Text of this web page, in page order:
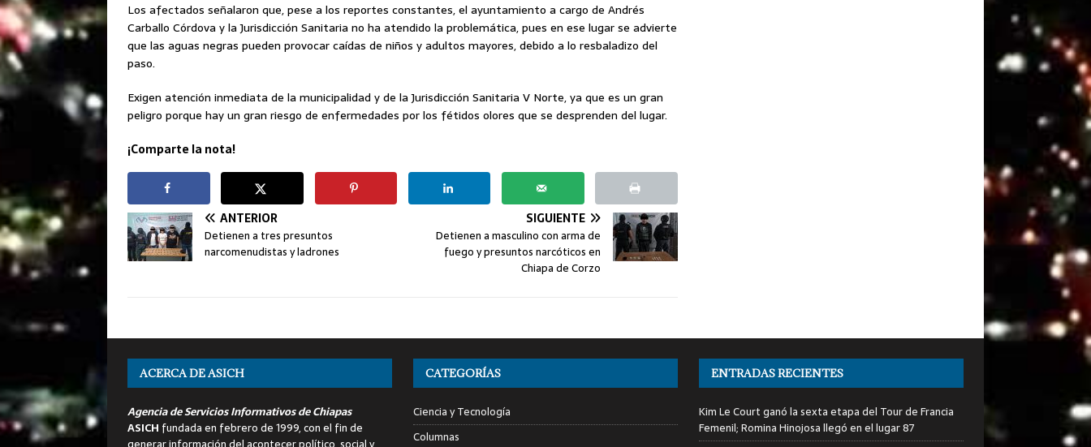
Los afectados señalaron que, pese a los reportes constantes, el ayuntamiento a cargo de Andrés
Carballo Córdova y la Jurisdicción Sanitaria no ha atendido la problemática, pues en ese lugar se advierte
que las aguas negras pueden provocar caídas de niños y adultos mayores, debido a lo resbaladizo del
paso.
Exigen atención inmediata de la municipalidad y de la Jurisdicción Sanitaria V Norte, ya que es un gran
peligro porque hay un gran riesgo de enfermedades por los fétidos olores que se desprenden del lugar.
¡Comparte la nota!
ANTERIOR
Detienen a tres presuntos
narcomenudistas y ladrones
SIGUIENTE
Detienen a masculino con arma de
fuego y presuntos narcóticos en
Chiapa de Corzo
ACERCA DE ASICH
Agencia de Servicios Informativos de Chiapas
ASICH fundada en febrero de 1999, con el fin de
CATEGORÍAS
Ciencia y Tecnología
Columnas
ENTRADAS RECIENTES
Kim Le Court ganó la sexta etapa del Tour de Francia
Femenil; Romina Hinojosa llegó en el lugar 87